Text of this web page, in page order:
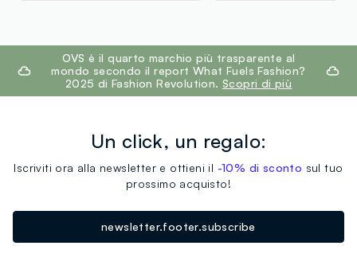
footer.ariatitleOVS è il quarto marchio più trasparente al
mondo secondo il report What Fuels Fashion?
2025 di Fashion Revolution. Scopri di più
Un click, un regalo:
Iscriviti ora alla newsletter e ottieni il -10% di sconto sul tuo
prossimo acquisto!
newsletter.footer.subscribe